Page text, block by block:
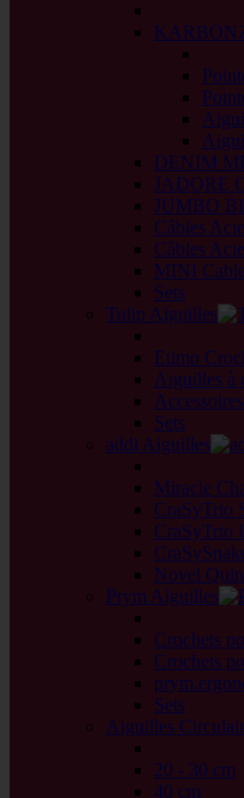
DENIM
JADORE
JUMBO
Câbles
Câbles
MINI
Sets
Tulip Aiguilles
Etimo
Aiguilles à
Accessoires
Sets
addi Aiguilles
Miracle
CraSyTrio
CraSyTrio
Novel
Prym Aiguilles
Crochets
Crochets
Sets
Aiguilles
20 - 30 cm
40 cm